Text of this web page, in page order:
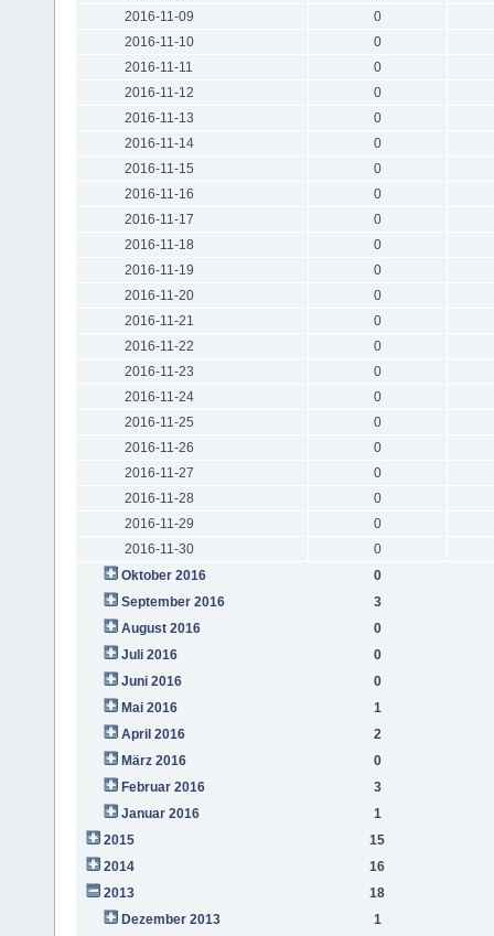
2016-11-09
0
2016-11-10
0
2016-11-11
0
2016-11-12
0
2016-11-13
0
2016-11-14
0
2016-11-15
0
2016-11-16
0
2016-11-17
0
2016-11-18
0
2016-11-19
0
2016-11-20
0
2016-11-21
0
2016-11-22
0
2016-11-23
0
2016-11-24
0
2016-11-25
0
2016-11-26
0
2016-11-27
0
2016-11-28
0
2016-11-29
0
2016-11-30
0
Oktober 2016
0
September 2016
3
August 2016
0
Juli 2016
0
Juni 2016
0
Mai 2016
1
April 2016
2
März 2016
0
Februar 2016
3
Januar 2016
1
2015
15
2014
16
2013
18
Dezember 2013
1